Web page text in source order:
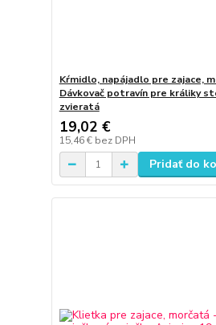
Kŕmidlo, napájadlo pre zajace,
Dávkovač potravín pre králiky
zvieratá
19,02 €
15,46 € bez DPH
Pridať do